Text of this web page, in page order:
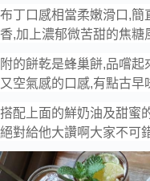
布丁口感相當柔嫩滑口,簡
香,加上濃郁微苦甜的焦糖
附的餅乾是蜂巢餅,品嚐
又空氣感的口感,有點古早
搭配上面的鮮奶油及甜蜜
絕對給他大讚啊大家不可